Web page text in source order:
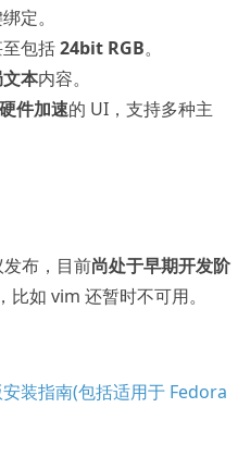
定。
包括24bit RGB。
本内容。
硬件加速的 UI，支持多种主
布，目前尚处于早期开发阶
比如 vim 还暂时不可用。
装指南(包括适用于 Fedora